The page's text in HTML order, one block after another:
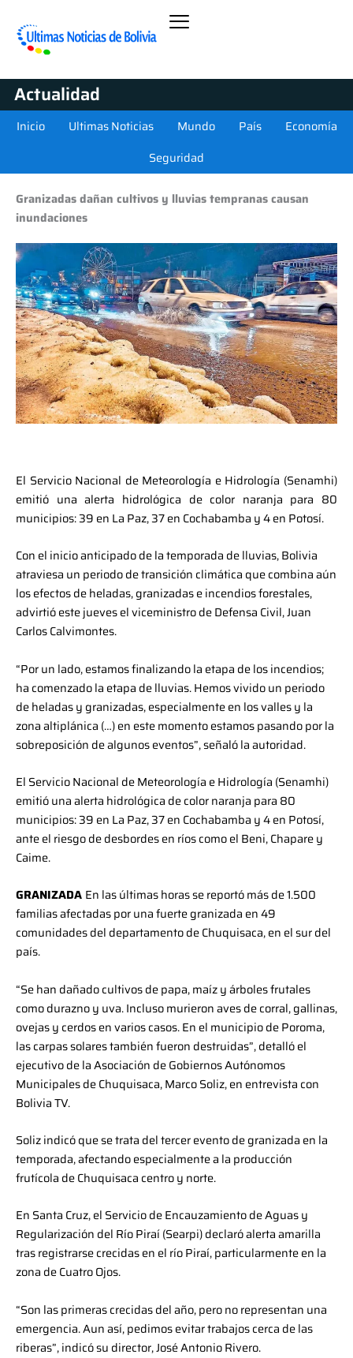
Actualidad
Inicio Ultimas Noticias Mundo País
Economía
Seguridad
Granizadas dañan cultivos y lluvias tempranas causan
inundaciones
El Servicio Nacional de Meteorología e Hidrología (Senamhi)
emitió una alerta hidrológica de color naranja para 80
municipios: 39 en La Paz, 37 en Cochabamba y 4 en Potosí.
Con el inicio anticipado de la temporada de lluvias, Bolivia
atraviesa un periodo de transición climática que combina aún
los efectos de heladas, granizadas e incendios forestales,
advirtió este jueves el viceministro de Defensa Civil, Juan
Carlos Calvimontes.
“Por un lado, estamos finalizando la etapa de los incendios;
ha comenzado la etapa de lluvias. Hemos vivido un periodo
de heladas y granizadas, especialmente en los valles y la
zona altiplánica (…) en este momento estamos pasando por la
sobreposición de algunos eventos”, señaló la autoridad.
El Servicio Nacional de Meteorología e Hidrología (Senamhi)
emitió una alerta hidrológica de color naranja para 80
municipios: 39 en La Paz, 37 en Cochabamba y 4 en Potosí,
ante el riesgo de desbordes en ríos como el Beni, Chapare y
Caime.
GRANIZADA En las últimas horas se reportó más de 1.500
familias afectadas por una fuerte granizada en 49
comunidades del departamento de Chuquisaca, en el sur del
país.
“Se han dañado cultivos de papa, maíz y árboles frutales
como durazno y uva. Incluso murieron aves de corral, gallinas,
ovejas y cerdos en varios casos. En el municipio de Poroma,
las carpas solares también fueron destruidas”, detalló el
ejecutivo de la Asociación de Gobiernos Autónomos
Municipales de Chuquisaca, Marco Soliz, en entrevista con
Bolivia TV.
Soliz indicó que se trata del tercer evento de granizada en la
temporada, afectando especialmente a la producción
frutícola de Chuquisaca centro y norte.
En Santa Cruz, el Servicio de Encauzamiento de Aguas y
Regularización del Río Piraí (Searpi) declaró alerta amarilla
tras registrarse crecidas en el río Piraí, particularmente en la
zona de Cuatro Ojos.
“Son las primeras crecidas del año, pero no representan una
emergencia. Aun así, pedimos evitar trabajos cerca de las
riberas”, indicó su director, José Antonio Rivero.